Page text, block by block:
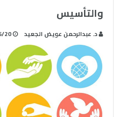
والتأسيس
د. عبدالرحمن عويض الجعيد 20